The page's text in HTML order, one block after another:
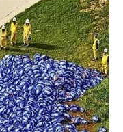
razumjeti šta
mnogo toga.
sreći